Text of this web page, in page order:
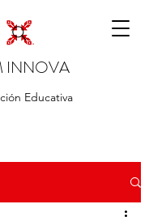
INNOVA
Educativa